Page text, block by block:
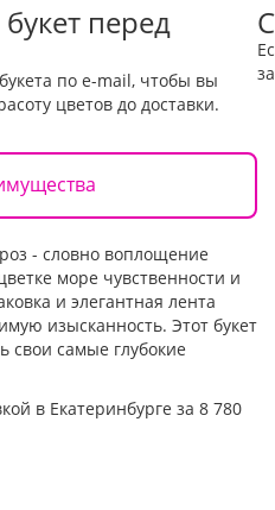
перед
по e-mail, чтобы вы
цветов до доставки.
- словно воплощение
море чувственности и
и элегантная лента
изысканность. Этот букет
свои самые глубокие
в Екатеринбурге за 8 780